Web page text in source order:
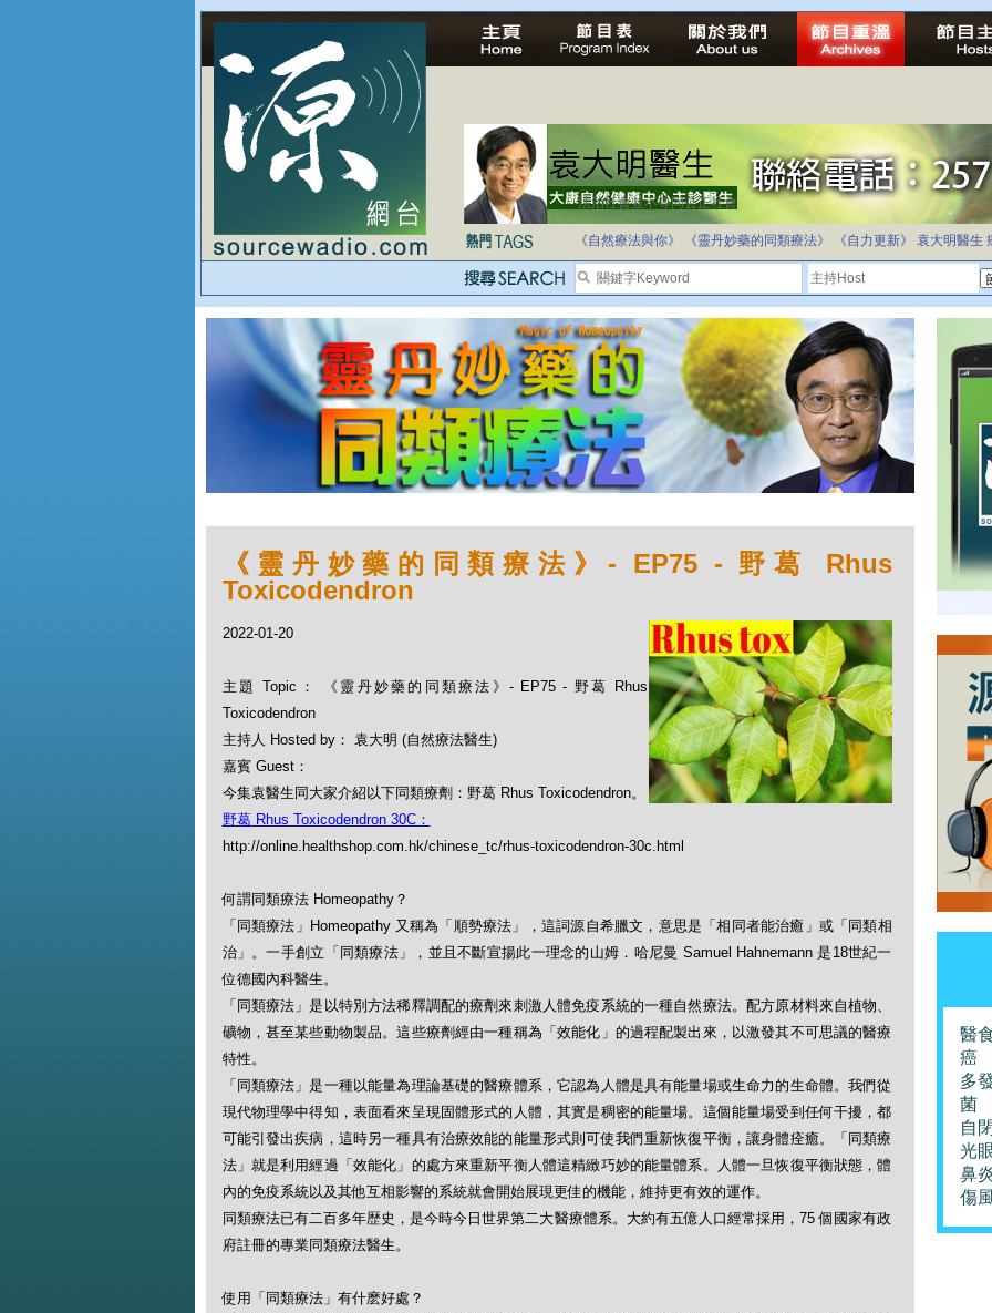
法治社會並不等同公正社會
自家教育合法化-推動多元化教育，全民學卷制
《自然療法與你》
《靈丹妙藥的同類療法》 《自力更新》 袁大明醫生
《靈丹妙藥的同類療法》- EP75 - 野葛 Rhus
Toxicodendron
2022-01-20
主題 Topic： 《靈丹妙藥的同類療法》- EP75 - 野葛 Rhus
Toxicodendron
主持人 Hosted by： 袁大明 (自然療法醫生)
嘉賓 Guest：
今集袁醫生同大家介紹以下同類療劑：野葛 Rhus Toxicodendron。
野葛 Rhus Toxicodendron 30C：
http://online.healthshop.com.hk/chinese_tc/rhus-toxicodendron-30c.html
何謂同類療法 Homeopathy？
「同類療法」Homeopathy 又稱為「順勢療法」，這詞源自希臘文，意思是「相同者能治癒」或「同類相
治」。一手創立「同類療法」，並且不斷宣揚此一理念的山姆．哈尼曼 Samuel Hahnemann 是18世紀一
位德國內科醫生。
「同類療法」是以特別方法稀釋調配的療劑來刺激人體免疫系統的一種自然療法。配方原材料來自植物、
礦物，甚至某些動物製品。這些療劑經由一種稱為「效能化」的過程配製出來，以激發其不可思議的醫療
特性。
「同類療法」是一種以能量為理論基礎的醫療體系，它認為人體是具有能量場或生命力的生命體。我們從
現代物理學中得知，表面看來呈現固體形式的人體，其實是稠密的能量場。這個能量場受到任何干擾，都
可能引發出疾病，這時另一種具有治療效能的能量形式則可使我們重新恢復平衡，讓身體痊癒。「同類療
法」就是利用經過「效能化」的處方來重新平衡人體這精緻巧妙的能量體系。人體一旦恢復平衡狀態，體
內的免疫系統以及其他互相影響的系統就會開始展現更佳的機能，維持更有效的運作。
同類療法已有二百多年歴史，是今時今日世界第二大醫療體系。大約有五億人口經常採用，75 個國家有政
府註冊的專業同類療法醫生。
使用「同類療法」有什麽好處？
醫
癌
多
菌
自
光
鼻
傷